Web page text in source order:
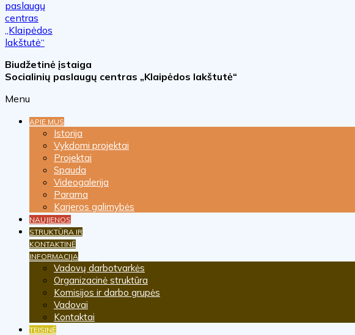
Biudžetinė įstaiga
Socialinių paslaugų centras „Klaipėdos lakštutė“
Menu
APIE MUS
Istorija
Vykdomi projektai
Projektai
Spauda
Videogalerija
Parama
Karjeros galimybės
NAUJIENOS
STRUKTŪRA IR
KONTAKTINĖ
INFORMACIJA
Vadovų darbotvarkės
Organizacinė struktūra
Komisijos ir darbo grupės
Vadovai
Kontaktai
TEISINĖ